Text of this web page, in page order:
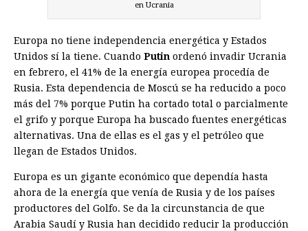
en Ucrania
Europa no tiene independencia energética y Estados
Unidos sí la tiene. Cuando Putin ordenó invadir Ucrania
en febrero, el 41% de la energía europea procedía de
Rusia. Esta dependencia de Moscú se ha reducido a poco
más del 7% porque Putin ha cortado total o parcialmente
el grifo y porque Europa ha buscado fuentes energéticas
alternativas. Una de ellas es el gas y el petróleo que
llegan de Estados Unidos.
Europa es un gigante económico que dependía hasta
ahora de la energía que venía de Rusia y de los países
productores del Golfo. Se da la circunstancia de que
Arabia Saudí y Rusia han decidido reducir la producción